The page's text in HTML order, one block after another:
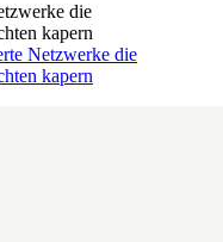
die
kapern
Netzwerke die
kapern